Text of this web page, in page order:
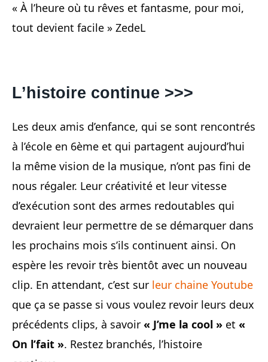
« À l’heure où tu rêves et fantasme, pour moi,
tout devient facile » ZedeL
L’histoire continue >>>
Les deux amis d’enfance, qui se sont rencontrés
à l’école en 6ème et qui partagent aujourd’hui
la même vision de la musique, n’ont pas fini de
nous régaler. Leur créativité et leur vitesse
d’exécution sont des armes redoutables qui
devraient leur permettre de se démarquer dans
les prochains mois s’ils continuent ainsi. On
espère les revoir très bientôt avec un nouveau
clip. En attendant, c’est sur leur chaine Youtube
que ça se passe si vous voulez revoir leurs deux
précédents clips, à savoir « J’me la cool » et «
On l’fait ». Restez branchés, l’histoire